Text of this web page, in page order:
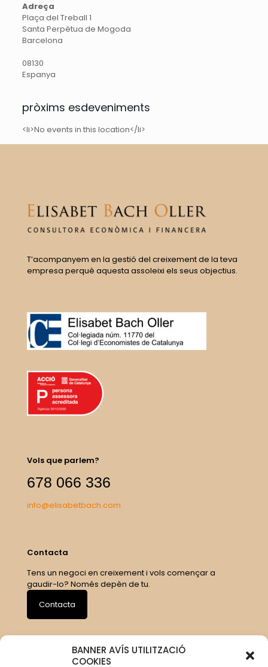
BANNER AVÍS UTILITZACIÓ
COOKIES
Adreça
Plaça del Treball 1
Santa Perpètua de Mogoda
Barcelona
08130
Espanya
pròxims esdeveniments
<li>No events in this location</li>
T’acompanyem en la gestió del creixement de la teva
empresa perquè aquesta assoleixi els seus objectius.
Vols que parlem?
678 066 336
info@elisabetbach.com
Contacta
Tens un negoci en creixement i vols començar a
gaudir-lo? Només depèn de tu.
Contacta